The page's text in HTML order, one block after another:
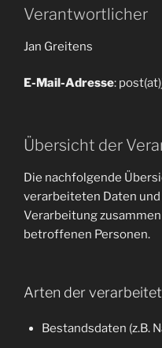
Verantwortlicher
Jan Greitens
E-Mail-Adresse:
Übersicht der
Die nachfolgende
verarbeiteten Daten
Verarbeitung
betroffenen Personen.
Arten der
Bestandsdaten (z.B.